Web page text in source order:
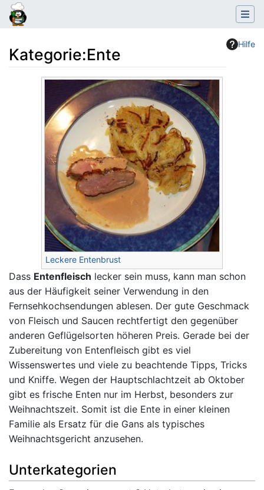
Hilfe
Kategorie:Ente
Wechseln zu:Navigation,Suche
Leckere Entenbrust
Dass Entenfleisch lecker sein muss, kann man schon
aus der Häufigkeit seiner Verwendung in den
Fernsehkochsendungen ablesen. Der gute Geschmack
von Fleisch und Saucen rechtfertigt den gegenüber
anderen Geflügelsorten höheren Preis. Gerade bei der
Zubereitung von Entenfleisch gibt es viel
Wissenswertes und viele zu beachtende Tipps, Tricks
und Kniffe. Wegen der Hauptschlachtzeit ab Oktober
gibt es frische Enten nur im Herbst, besonders zur
Weihnachtszeit. Somit ist die Ente in einer kleinen
Familie als Ersatz für die Gans als typisches
Weihnachtsgericht anzusehen.
Unterkategorien